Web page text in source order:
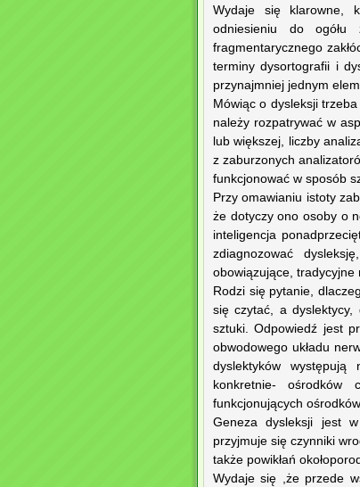
Wydaje się klarowne,
odniesieniu do
fragmentarycznego
terminy dysortografii i
przynajmniej jednym
Mówiąc o dysleksji
należy rozpatrywać w
lub większej, liczby
z zaburzonych
funkcjonować w sposób
Przy omawianiu istoty
że dotyczy ono osoby o
inteligencja
zdiagnozować
obowiązujące,
Rodzi się pytanie,
się czytać, a
sztuki. Odpowiedź jest
obwodowego układu
dyslektyków występują
konkretnie-
funkcjonujących
Geneza dysleksji jest
przyjmuje się czynniki
także powikłań
Wydaje się ,że przede